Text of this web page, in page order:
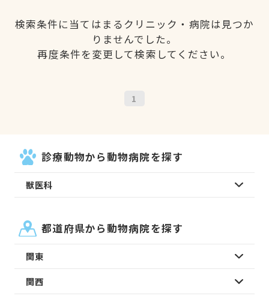
検索条件に当てはまるクリニック・病院は見つか
りませんでした。
再度条件を変更して検索してください。
1
診療動物から動物病院を探す
獣医科
都道府県から動物病院を探す
関東
関西